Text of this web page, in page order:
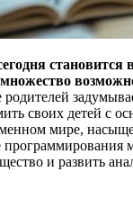
своих детей с
мире,
программирования
и развить